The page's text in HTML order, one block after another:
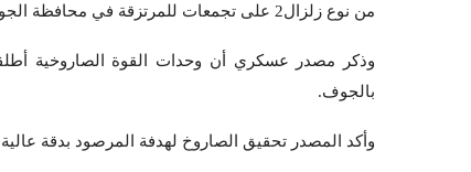
من نوع زلزال2 على تجمعات للمرتزقة في محافظة الجوف.
بالجوف.
وأكد المصدر تحقيق الصاروخ لهدفة المرصود بدقة